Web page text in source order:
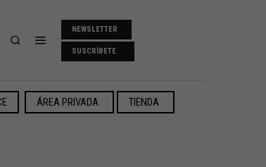
NEWSLETTER
SUSCRÍBETE
ÁREA PRIVADA TIENDA